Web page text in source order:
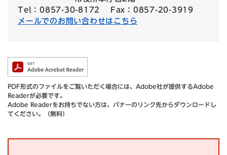
Tel：0857-30-8172
Fax：0857-20-3919
メールでのお問い合わせはこちら
PDF形式のファイルをご覧いただく場合には、Adobe社が提供するAdobe
Readerが必要です。
Adobe Readerをお持ちでない方は、バナーのリンク先からダウンロードし
てください。（無料）